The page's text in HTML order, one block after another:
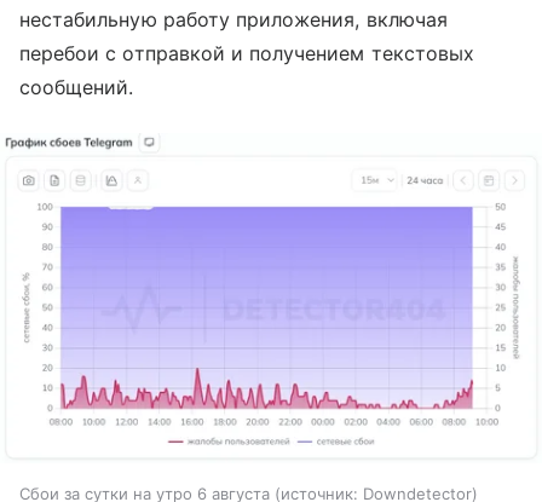
нестабильную работу приложения, включая
перебои с отправкой и получением текстовых
сообщений.
Сбои за сутки на утро 6 августа источник: Downdetector